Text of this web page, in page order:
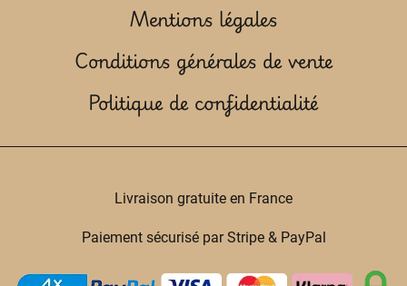
Mentions légales
Conditions générales de vente
Politique de confidentialité
Livraison gratuite en France
Paiement sécurisé par Stripe & PayPal